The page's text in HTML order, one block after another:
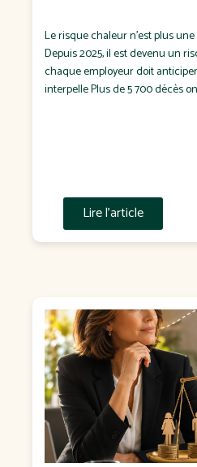
Le risque chaleur n'est plus
Depuis 2025, il est devenu un
chaque employeur doit
interpelle Plus de 5 700 décès
Lire l'article